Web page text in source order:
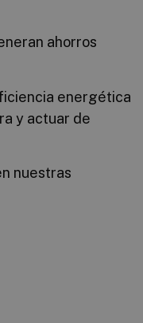
ahorros
energética
y actuar de
nuestras